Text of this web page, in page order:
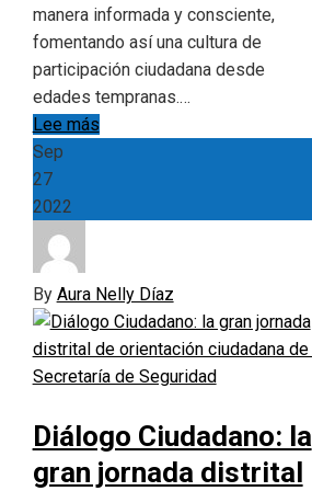
manera informada y consciente,
fomentando así una cultura de
participación ciudadana desde
edades tempranas.…
Lee más
Sep
27
2022
By Aura Nelly Díaz
Diálogo Ciudadano: la
gran jornada distrital